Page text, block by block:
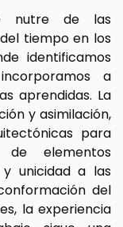
nutre de las
tiempo en los
identificamos
a
aprendidas. La
y asimilación,
para
elementos
unicidad a las
del
la experiencia